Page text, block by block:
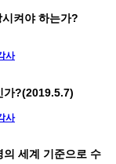
켜야 하는가?
사
가?(2019.5.7)
사
세계 기준으로 수